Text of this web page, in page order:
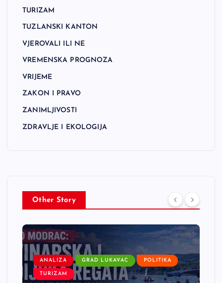
TURIZAM
TUZLANSKI KANTON
VJEROVALI ILI NE
VREMENSKA PROGNOZA
VRIJEME
ZAKON I PRAVO
ZANIMLJIVOSTI
ZDRAVLJE I EKOLOGIJA
Other Story
ANALIZA GRAD LUKAVAC POLITIKA
TURIZAM